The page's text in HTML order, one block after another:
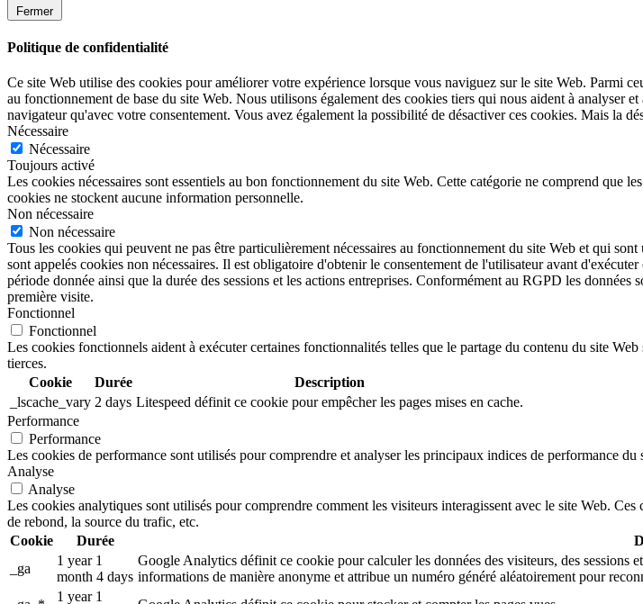
Fermer
Politique de confidentialité
Ce site Web utilise des cookies pour améliorer votre expérience lorsque vous naviguez sur le site Web. Parmi
au fonctionnement de base du site Web. Nous utilisons également des cookies tiers qui nous aident à analyser
navigateur qu'avec votre consentement. Vous avez également la possibilité de désactiver ces cookies. Mais la
Nécessaire
Nécessaire
Toujours activé
Les cookies nécessaires sont essentiels au bon fonctionnement du site Web. Cette catégorie ne comprend que
cookies ne stockent aucune information personnelle.
Non nécessaire
Non nécessaire
Tous les cookies qui peuvent ne pas être particulièrement nécessaires au fonctionnement du site Web et qui
sont appelés cookies non nécessaires. Il est obligatoire d'obtenir le consentement de l'utilisateur avant
période donnée ainsi que la durée des sessions et les actions entreprises. Conformément au RGPD les
première visite.
Fonctionnel
Fonctionnel
Les cookies fonctionnels aident à exécuter certaines fonctionnalités telles que le partage du contenu du site
tierces.
Cookie
Durée
Description
_lscache_vary 2 days Litespeed définit ce cookie pour empêcher les pages mises en cache.
Performance
Performance
Les cookies de performance sont utilisés pour comprendre et analyser les principaux indices de performance
Analyse
Analyse
Les cookies analytiques sont utilisés pour comprendre comment les visiteurs interagissent avec le site Web.
de rebond, la source du trafic, etc.
Cookie
Durée
_ga
1 year 1
month 4 days
Google Analytics définit ce cookie pour calculer les données des visiteurs, des
informations de manière anonyme et attribue un numéro généré aléatoirement pour
1 year 1